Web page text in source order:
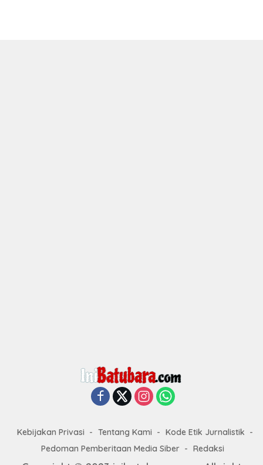
Kebijakan Privasi Tentang Kami
Kode Etik Jurnalistik
Pedoman Pemberitaan Media Siber
Redaksi